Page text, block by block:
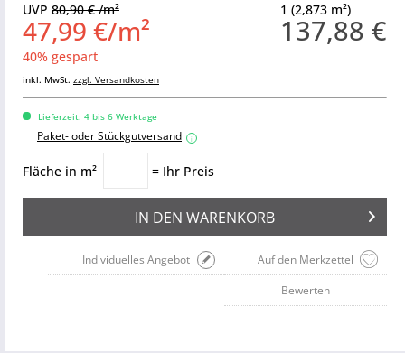
1 (2,873 m²)
137,88 €
UVP 80,90 € /m²
47,99 €/m²
40% gespart
inkl. MwSt. zzgl. Versandkosten
Lieferzeit: 4 bis 6 Werktage
Paket- oder Stückgutversand i
Fläche in m² = Ihr Preis
IN DEN WARENKORB
Auf den Merkzettel
Individuelles Angebot
Bewerten